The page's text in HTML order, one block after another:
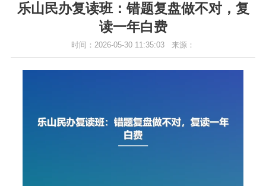
乐山民办复读班：错题复盘做不对，复
读一年白费
时间：2026-05-30 11:35:03 来源：